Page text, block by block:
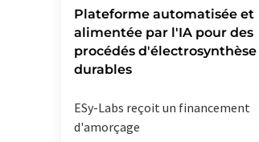
Plateforme automatisée et
alimentée par l'IA pour des
procédés d'électrosynthèse
durables
ESy-Labs reçoit un financement
d'amorçage